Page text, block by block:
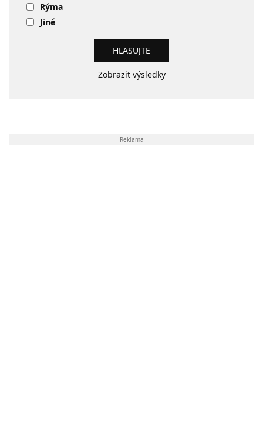
Rýma
Jiné
Zobrazit výsledky
Reklama